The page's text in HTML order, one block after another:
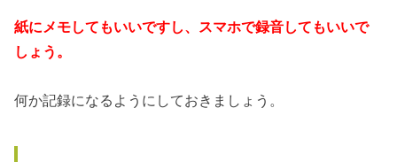
紙にメモしてもいいですし、スマホで録音してもいいで
しょう。
何か記録になるようにしておきましょう。